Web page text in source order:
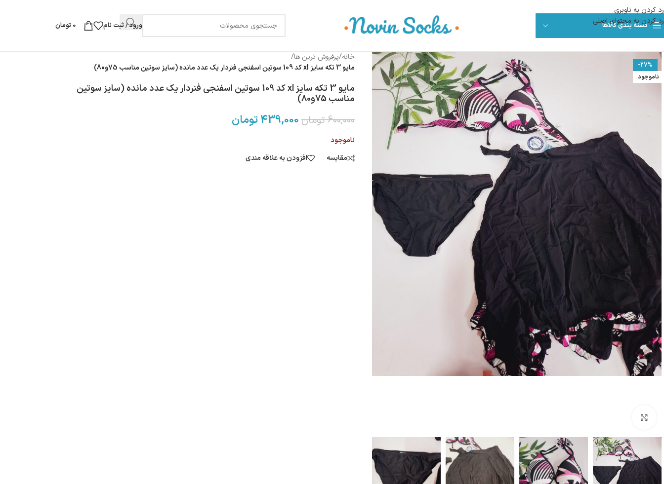
رد کردن به ناوبری
رد کردن به محتوای اصلی
دسته بندی کالاها ورود / ثبت نام 0 تومان
-27%
ناموجود
خانه/پرفروش ترین ها/
مایو 3 تکه سایز xl کد 109 سوتین اسفنجی فنردار یک عدد مانده (سایز سوتین مناسب 75و80)
مایو 3 تکه سایز xl کد 109 سوتین اسفنجی فنردار یک عدد مانده (سایز سوتین
مناسب 75و80)
600,000 تومان 439,000تومان
ناموجود
مقایسه
افزودن به علاقه مندی